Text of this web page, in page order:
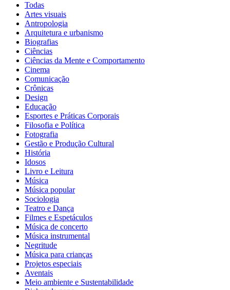
Todas
Artes visuais
Antropologia
Arquitetura e urbanismo
Biografias
Ciências
Ciências da Mente e Comportamento
Cinema
Comunicação
Crônicas
Design
Educação
Esportes e Práticas Corporais
Filosofia e Política
Fotografia
Gestão e Produção Cultural
História
Idosos
Livro e Leitura
Música
Música popular
Sociologia
Teatro e Dança
Filmes e Espetáculos
Música de concerto
Música instrumental
Negritude
Música para crianças
Projetos especiais
Aventais
Meio ambiente e Sustentabilidade